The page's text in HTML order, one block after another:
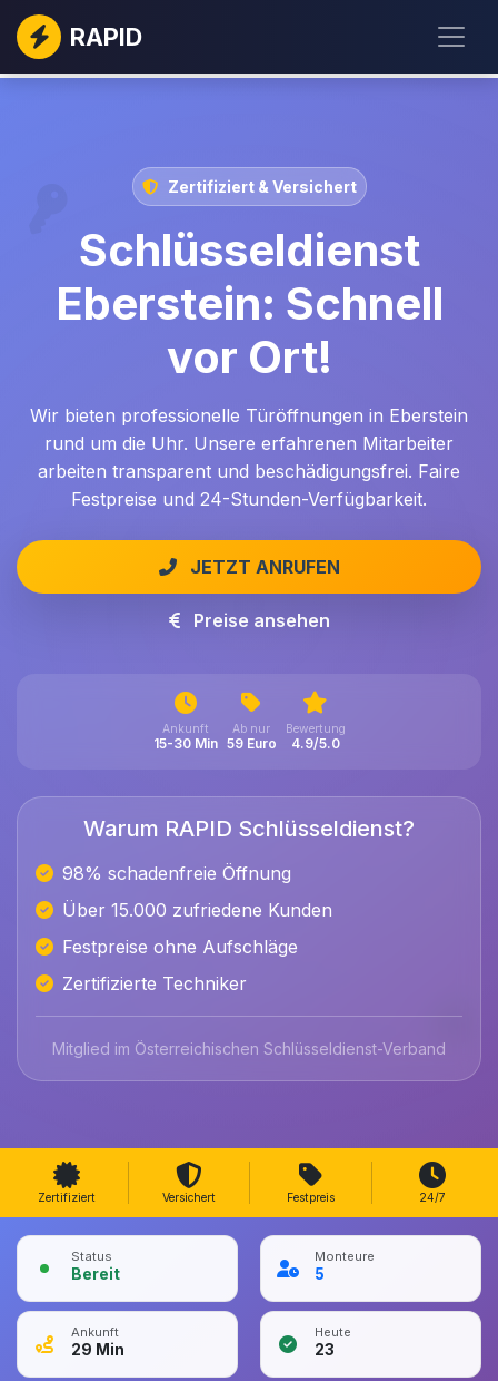
RAPID
Zertifiziert & Versichert
Schlüsseldienst
Eberstein: Schnell
vor Ort!
Wir bieten professionelle Türöffnungen in Eberstein
rund um die Uhr. Unsere erfahrenen Mitarbeiter
arbeiten transparent und beschädigungsfrei. Faire
Festpreise und 24-Stunden-Verfügbarkeit.
JETZT ANRUFEN
Preise ansehen
Ankunft
15-30 Min
Ab nur
59 Euro
Bewertung
4.9/5.0
Warum RAPID Schlüsseldienst?
98% schadenfreie Öffnung
Über 15.000 zufriedene Kunden
Festpreise ohne Aufschläge
Zertifizierte Techniker
Mitglied im Österreichischen Schlüsseldienst-Verband
Zertifiziert Versichert Festpreis 24/7
Status
Bereit
Monteure
5
Ankunft
29 Min
Heute
23